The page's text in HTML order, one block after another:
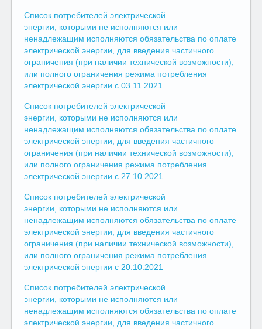
Список потребителей электрической
энергии, которыми не исполняются или
ненадлежащим исполняются обязательства по оплате
электрической энергии, для введения частичного
ограничения (при наличии технической возможности),
или полного ограничения режима потребления
электрической энергии с 03.11.2021
Список потребителей электрической
энергии, которыми не исполняются или
ненадлежащим исполняются обязательства по оплате
электрической энергии, для введения частичного
ограничения (при наличии технической возможности),
или полного ограничения режима потребления
электрической энергии с 27.10.2021
Список потребителей электрической
энергии, которыми не исполняются или
ненадлежащим исполняются обязательства по оплате
электрической энергии, для введения частичного
ограничения (при наличии технической возможности),
или полного ограничения режима потребления
электрической энергии с 20.10.2021
Список потребителей электрической
энергии, которыми не исполняются или
ненадлежащим исполняются обязательства по оплате
электрической энергии, для введения частичного